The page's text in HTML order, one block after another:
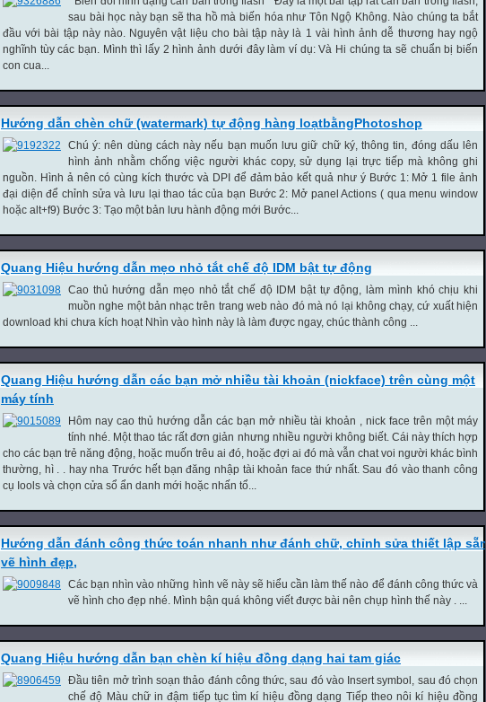
sau bài học này bạn sẽ tha hồ mà biến hóa như Tôn Ngộ Không. Nào chúng ta bắt
đầu với bài tập này nào. Nguyên vật liệu cho bài tập này là 1 vài hình ảnh dễ thương hay ngộ
nghĩnh tùy các bạn. Mình thì lấy 2 hình ảnh dưới đây làm ví dụ: Và Hi chúng ta sẽ chuẩn bị biến
con cua...
Hướng dẫn chèn chữ (watermark) tự động hàng loạtbằngPhotoshop
Chú ý: nên dùng cách này nếu bạn muốn lưu giữ chữ ký, thông tin, đóng dấu lên
hình ảnh nhằm chống việc người khác copy, sử dụng lại trực tiếp mà không ghi
nguồn. Hình ả nên có cùng kích thước và DPI để đảm bảo kết quả như ý Bước 1: Mở 1 file ảnh
đại diện để chỉnh sửa và lưu lại thao tác của bạn Bước 2: Mở panel Actions ( qua menu window
hoặc alt+f9) Bước 3: Tạo một bản lưu hành động mới Bước...
Quang Hiệu hướng dẫn mẹo nhỏ tắt chế độ IDM bật tự động
Cao thủ hướng dẫn mẹo nhỏ tắt chế độ IDM bật tự động, làm mình khó chịu khi
muồn nghe một bản nhạc trên trang web nào đó mà nó lại không chạy, cứ xuất hiện
download khi chưa kích hoạt Nhìn vào hình này là làm được ngay, chúc thành công ...
Quang Hiệu hướng dẫn các bạn mở nhiều tài khoản (nickface) trên cùng một
máy tính
Hôm nay cao thủ hướng dẫn các bạn mở nhiều tài khoản , nick face trên một máy
tính nhé. Một thao tác rất đơn giản nhưng nhiều người không biết. Cái này thích hợp
cho các bạn trẻ năng động, hoặc muốn trêu ai đó, hoặc đợi ai đó mà vẫn chat voi người khác bình
thường, hì . . hay nha Trước hết bạn đăng nhập tài khoản face thứ nhất. Sau đó vào thanh công
cụ Iools và chọn cửa sổ ẩn danh mới hoặc nhấn tổ...
Hướng dẫn đánh công thức toán nhanh như đánh chữ, chỉnh sửa thiết lập sẵn,
vẽ hình đẹp,
Các bạn nhìn vào những hình vẽ này sẽ hiểu cần làm thế nào để đánh công thức và
vẽ hình cho đẹp nhé. Mình bận quá không viết được bài nên chụp hình thế này . ...
Quang Hiệu hướng dẫn bạn chèn kí hiệu đồng dạng hai tam giác
Đầu tiên mở trình soạn thảo đánh công thức, sau đó vào Insert symbol, sau đó chọn
chế độ Màu chữ in đậm tiếp tục tìm kí hiệu đồng dạng Tiếp theo nôi kí hiệu đồng